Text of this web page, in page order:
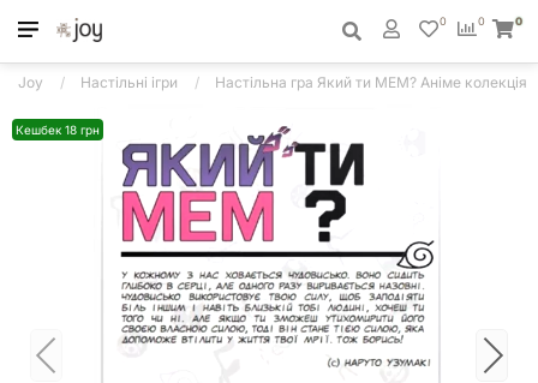
0
0 0
Joy Настільні ігри Настільна гра Який ти МЕМ? Аніме колекція
Кешбек 18 грн